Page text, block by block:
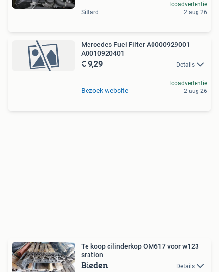
Sittard
Topadvertentie
2 aug 26
Mercedes Fuel Filter A0000929001
A0010920401
€ 9,29 Details
Bezoek website
Topadvertentie
2 aug 26
Te koop cilinderkop OM617 voor w123
sration
Bieden Details